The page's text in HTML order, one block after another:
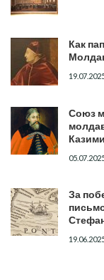
Как
Союз
За